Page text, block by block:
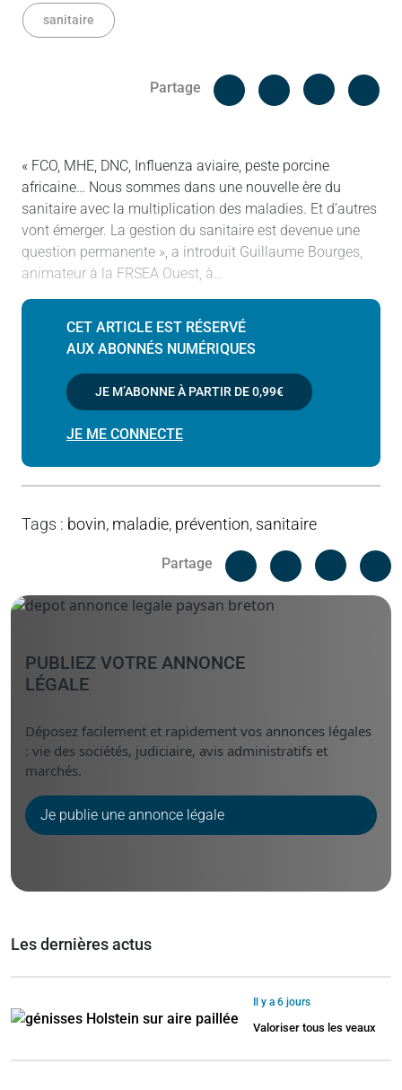
sanitaire
Partage
Facebook
« FCO, MHE, DNC, Influenza aviaire, peste porcine
africaine… Nous sommes dans une nouvelle ère du
sanitaire avec la multiplication des maladies. Et d’autres
vont émerger. La gestion du sanitaire est devenue une
question permanente », a introduit Guillaume Bourges,
animateur à la FRSEA Ouest, à…
CET ARTICLE EST RÉSERVÉ
AUX ABONNÉS NUMÉRIQUES
JE M’ABONNE À PARTIR DE0,99€
JE ME CONNECTE
Tags : bovin, maladie, prévention, sanitaire
Partage
Facebook
Linked
PUBLIEZ VOTRE ANNONCE
LÉGALE
Déposez facilement et rapidement vos annonces légales
: vie des sociétés, judiciaire, avis administratifs et
marchés.
Je publie une annonce légale
Les dernières actus
Il y a 6 jours
Valoriser tous les veaux